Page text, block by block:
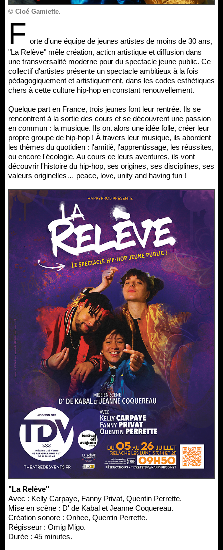
© Cloé Gamiette.
F orte d'une équipe de jeunes artistes de moins de 30 ans,
"La Relève" mêle création, action artistique et diffusion dans
une transversalité moderne pour du spectacle jeune public. Ce
collectif d'artistes présente un spectacle ambitieux à la fois
pédagogiquement et artistiquement, dans les codes esthétiques
chers à cette culture hip-hop en constant renouvellement.
Quelque part en France, trois jeunes font leur rentrée. Ils se
rencontrent à la sortie des cours et se découvrent une passion
en commun : la musique. Ils ont alors une idée folle, créer leur
propre groupe de hip-hop ! À travers leur musique, ils abordent
les thèmes du quotidien : l'amitié, l'apprentissage, les réussites,
ou encore l'écologie. Au cours de leurs aventures, ils vont
découvrir l'histoire du hip-hop, ses origines, ses disciplines, ses
valeurs originelles… peace, love, unity and having fun !
"La Relève"
Avec : Kelly Carpaye, Fanny Privat, Quentin Perrette.
Mise en scène : D' de Kabal et Jeanne Coquereau.
Création sonore : Onhee, Quentin Perrette.
Régisseur : Omig Migo.
Durée : 45 minutes.